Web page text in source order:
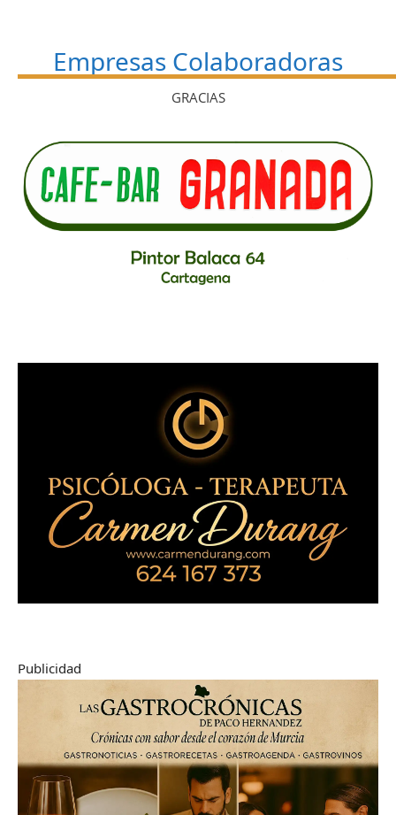
Empresas Colaboradoras
GRACIAS
Publicidad